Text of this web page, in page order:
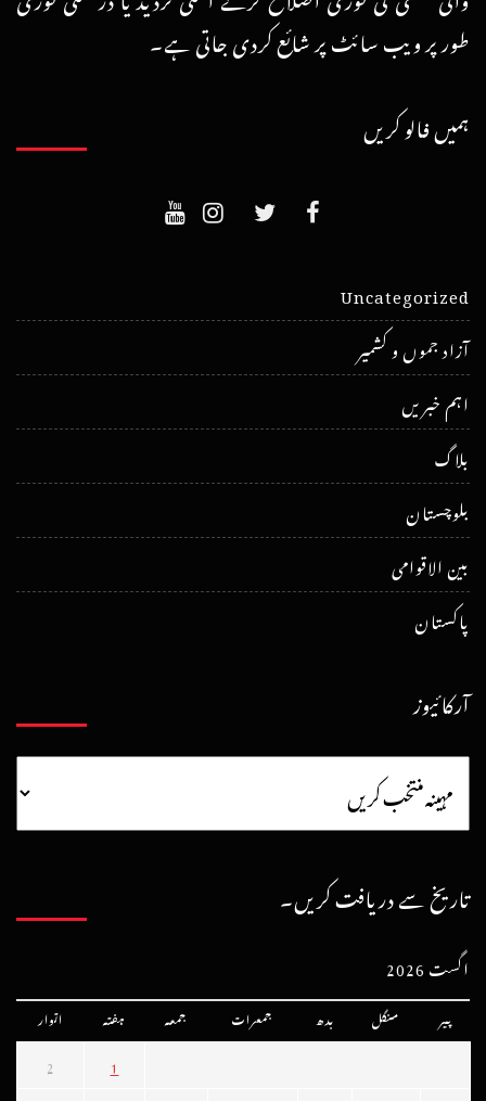
طور پر ویب سائٹ پر شائع کردی جاتی ہے۔
ہمیں فالو کریں
Uncategorized
آزاد جموں و کشمیر
اہم خبریں
بلاگ
بلوچستان
بین الاقوامی
پاکستان
آرکائیوز
تاریخ سے دریافت کریں۔
اگست 2026
پیر منگل بدھ جمعرات جمعہ ہفتہ اتوار
1
2